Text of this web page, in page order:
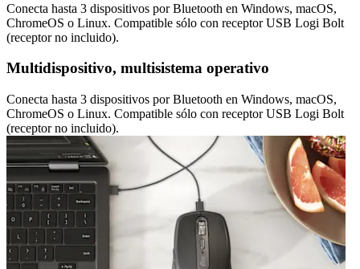
Conecta hasta 3 dispositivos por Bluetooth en Windows, macOS,
ChromeOS o Linux. Compatible sólo con receptor USB Logi Bolt
(receptor no incluido).
Multidispositivo, multisistema operativo
Conecta hasta 3 dispositivos por Bluetooth en Windows, macOS,
ChromeOS o Linux. Compatible sólo con receptor USB Logi Bolt
(receptor no incluido).